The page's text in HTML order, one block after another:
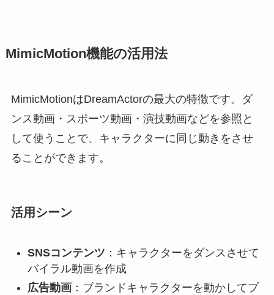
MimicMotion機能の活用法
MimicMotionはDreamActorの最大の特徴です。ダ
ンス動画・スポーツ動画・演技動画などを参照と
して使うことで、キャラクターに同じ動きをさせ
ることができます。
活用シーン
SNSコンテンツ ：キャラクターをダンスさせて
バイラル動画を作成
広告動画：ブランドキャラクターを動かしてプ